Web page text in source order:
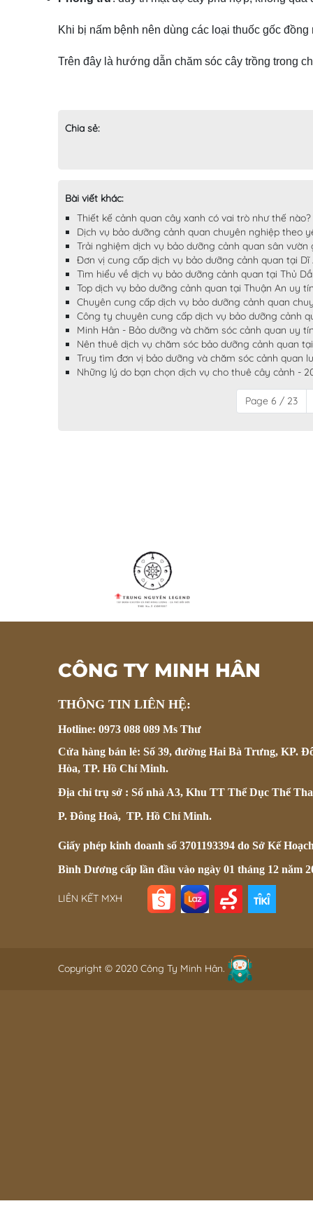
Khi bị nấm bệnh nên dùng các loại thuốc gốc
Trên đây là hướng dẫn chăm sóc cây trồng trong
Chia sẻ:
Bài viết khác:
Thiết kế cảnh quan cây xanh có vai trò như thế
Dịch vụ bảo dưỡng cảnh quan chuyên nghiệp theo
Trải nghiệm dịch vụ bảo dưỡng cảnh quan sân vườn
Đơn vị cung cấp dịch vụ bảo dưỡng cảnh quan tại Dĩ
Tìm hiểu về dịch vụ bảo dưỡng cảnh quan tại Thủ
Top dịch vụ bảo dưỡng cảnh quan tại Thuận An uy
Chuyên cung cấp dịch vụ bảo dưỡng cảnh quan
Công ty chuyên cung cấp dịch vụ bảo dưỡng cảnh
Minh Hân - Bảo dưỡng và chăm sóc cảnh quan uy
Nên thuê dịch vụ chăm sóc bảo dưỡng cảnh quan
Truy tìm đơn vị bảo dưỡng và chăm sóc cảnh quan
Những lý do bạn chọn dịch vụ cho thuê cây cảnh -
Page 6 / 23
CÔNG TY MINH HÂN
THÔNG TIN LIÊN HỆ:
Hotline: 0973 088 089 Ms Thư
Cửa hàng bán lẻ: Số 39, đường Hai Bà Trưng, KP.
Hòa, TP. Hồ Chí Minh.
Địa chỉ trụ sở : Số nhà A3, Khu TT Thể Dục Thể
P. Đông Hoà, TP. Hồ Chí Minh.
Giấy phép kinh doanh số 3701193394 do Sở Kế
Bình Dương cấp lần đầu vào ngày 01 tháng 12 năm
LIÊN KẾT MXH
Copyright © 2020 Công Ty Minh Hân.